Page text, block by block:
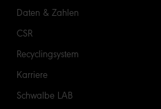
Daten & Zahlen
CSR
Recyclingsystem
Karriere
Schwalbe LAB